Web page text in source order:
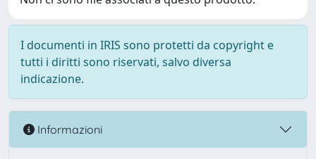
I documenti in IRIS sono protetti da copyright e
tutti i diritti sono riservati, salvo diversa
indicazione.
Informazioni